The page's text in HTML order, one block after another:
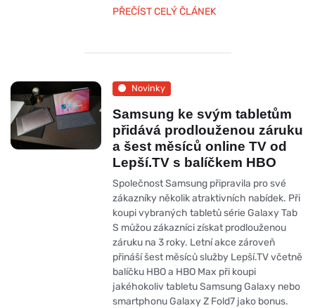
PŘEČÍST CELÝ ČLÁNEK
Novinky
Samsung ke svým tabletům
přidává prodlouženou záruku
a šest měsíců online TV od
Lepší.TV s balíčkem HBO
Společnost Samsung připravila pro své
zákazníky několik atraktivních nabídek. Při
koupi vybraných tabletů série Galaxy Tab
S můžou zákazníci získat prodlouženou
záruku na 3 roky. Letní akce zároveň
přináší šest měsíců služby Lepší.TV včetně
balíčku HBO a HBO Max při koupi
jakéhokoliv tabletu Samsung Galaxy nebo
smartphonu Galaxy Z Fold7 jako bonus.